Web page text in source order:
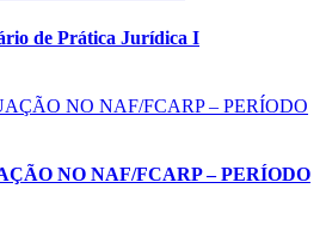
de Prática Jurídica I
NO NAF/FCARP – PERÍODO